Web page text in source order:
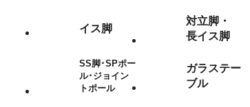
イス脚
対立脚・
長イス脚
SS脚･SPポー
ル･ジョイン
トポール
ガラステー
ブル